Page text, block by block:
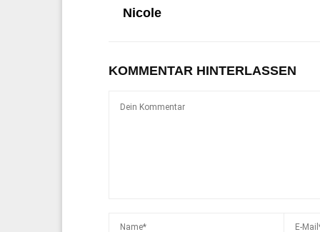
Nicole
KOMMENTAR HINTERLASSEN